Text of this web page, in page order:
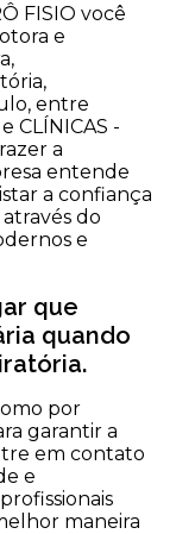
FISIO você
e
entre
CLÍNICAS -
a
entende
a confiança
do
e
que
quando
por
garantir a
em contato
e
maneira